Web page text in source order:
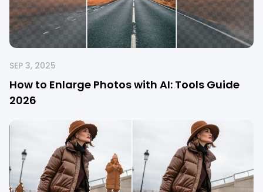
SEP 3, 2025
How to Enlarge Photos with AI: Tools Guide
2026